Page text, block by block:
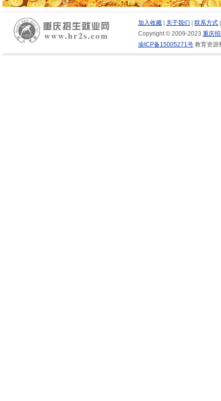
加入收藏 关于我们 联系方式
Copyright © 2009-2023 重庆
渝ICP备15005271号 教育资源